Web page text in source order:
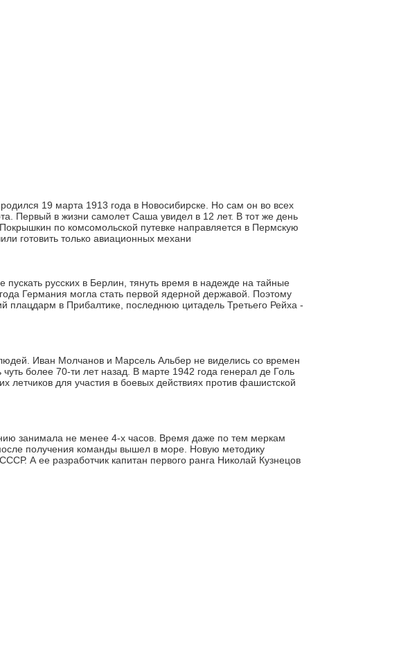
19 марта 1913 года в Новосибирске. Но сам он во всех
Первый в жизни самолет Саша увидел в 12 лет. В тот же день
по комсомольской путевке направляется в Пермскую
готовить только авиационных механи
русских в Берлин, тянуть время в надежде на тайные
Германия могла стать первой ядерной державой. Поэтому
плацдарм в Прибалтике, последнюю цитадель Третьего Рейха -
Иван Молчанов и Марсель Альбер не виделись со времен
более 70-ти лет назад. В марте 1942 года генерал де Голь
для участия в боевых действиях против фашистской
занимала не менее 4-х часов. Время даже по тем меркам
получения команды вышел в море. Новую методику
А ее разработчик капитан первого ранга Николай Кузнецов